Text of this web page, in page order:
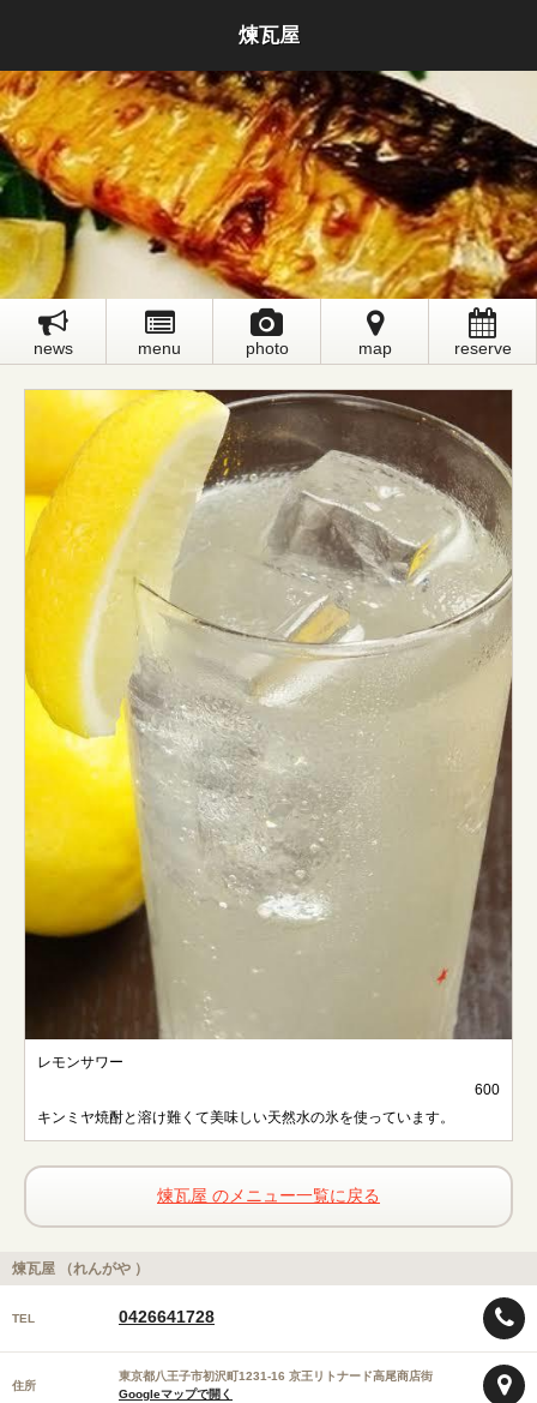
煉瓦屋
news menu photo map reserve
レモンサワー
600
キンミヤ焼酎と溶け難くて美味しい天然水の氷を使っています。
煉瓦屋 のメニュー一覧に戻る
煉瓦屋 （れんがや ）
TEL 0426641728
住所
東京都八王子市初沢町1231-16 京王リトナード高尾商店街
Googleマップで開く